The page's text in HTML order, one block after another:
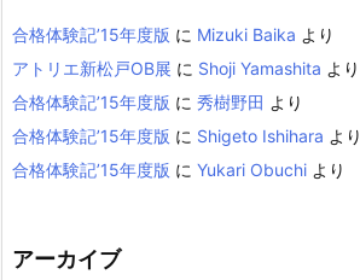
合格体験記’15年度版 に Mizuki Baika より
アトリエ新松戸OB展 に Shoji Yamashita より
合格体験記’15年度版 に 秀樹野田 より
合格体験記’15年度版 に Shigeto Ishihara より
合格体験記’15年度版 に Yukari Obuchi より
アーカイブ